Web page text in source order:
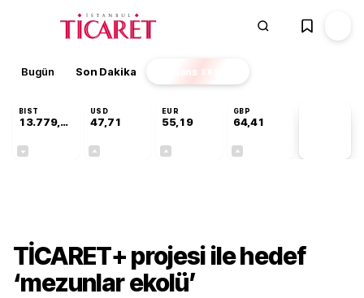
Bugün Son Dakika Finans EKSTRA
BIST
13.779,39
USD
47,71
EUR
55,19
GBP
64,41
TİCARET+ projesi ile hedef
‘mezunlar ekolü’